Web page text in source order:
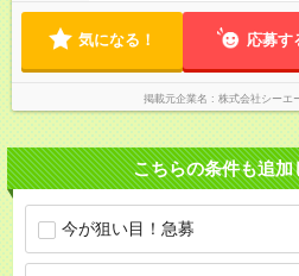
気になる！ 応募す
掲載元企業名 株式会社シーエ
こちらの条件も追加
今が狙い目！急募